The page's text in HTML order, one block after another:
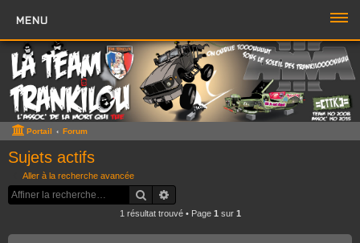
MENU
PORTAIL
FORUM
ZONE TTK
Boutique TTK
TROMBI
Portail Forum
Sujets actifs
Aller à la recherche avancée
Rechercher
1 résultat trouvé • Page 1 sur 1